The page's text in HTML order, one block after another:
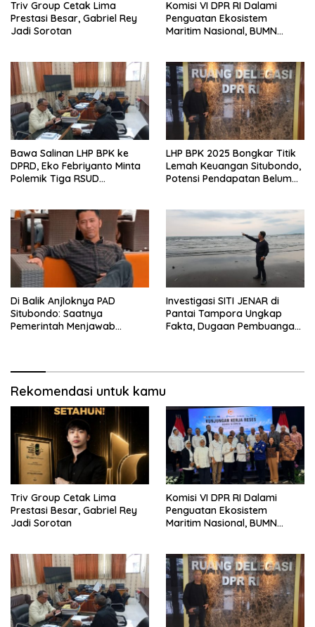
Triv Group Cetak Lima
Prestasi Besar, Gabriel Rey
Jadi Sorotan
Komisi VI DPR RI Dalami
Penguatan Ekosistem
Maritim Nasional, BUMN
Bawa Salinan LHP BPK ke
DPRD, Eko Febriyanto Minta
Polemik Tiga RSUD
LHP BPK 2025 Bongkar Titik
Lemah Keuangan Situbondo,
Potensi Pendapatan Belum
Di Balik Anjloknya PAD
Situbondo: Saatnya
Pemerintah Menjawab
Investigasi SITI JENAR di
Pantai Tampora Ungkap
Fakta, Dugaan Pembuangan
Rekomendasi untuk kamu
Triv Group Cetak Lima
Prestasi Besar, Gabriel Rey
Jadi Sorotan
Komisi VI DPR RI Dalami
Penguatan Ekosistem
Maritim Nasional, BUMN